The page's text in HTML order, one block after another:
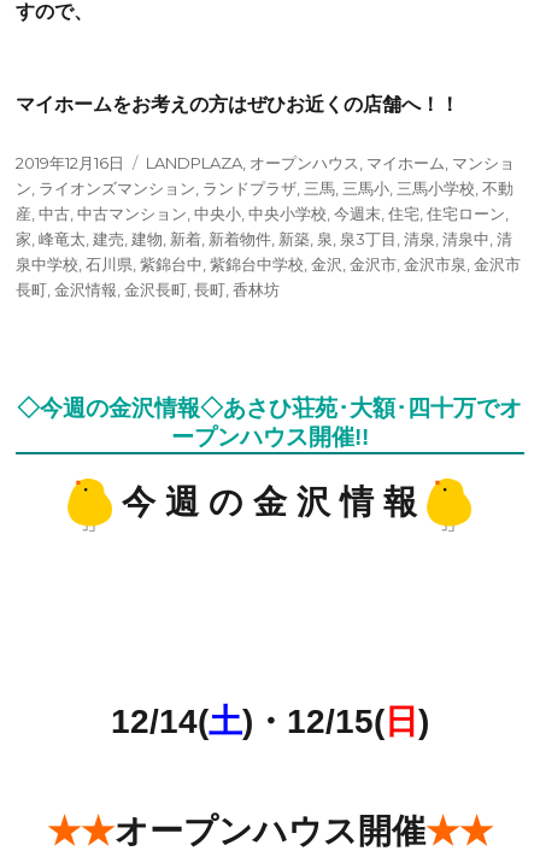
すので、
マイホームをお考えの方はぜひお近くの店舗へ！！
投
稿
日:
2019年12月16日
タ
グ
LANDPLAZA, オープンハウス, マイホーム, マンショ
ン, ライオンズマンション, ランドプラザ,三馬,三馬小,三馬小学校,不動
産,中古,中古マンション,中央小,中央小学校,今週末,住宅,住宅ローン,
家,峰竜太,建売,建物, 新着, 新着物件, 新築, 泉, 泉3丁目,清泉,清泉中,清
泉中学校,石川県,紫錦台中,紫錦台中学校,金沢,金沢市,金沢市泉,金沢市
長町,金沢情報,金沢長町,長町,香林坊
◇今週の金沢情報◇あさひ荘苑･大額･四十万でオ
ープンハウス開催!!
今 週 の 金 沢 情 報
12/14(土)・12/15(日 )
★★オープンハウス開催★★